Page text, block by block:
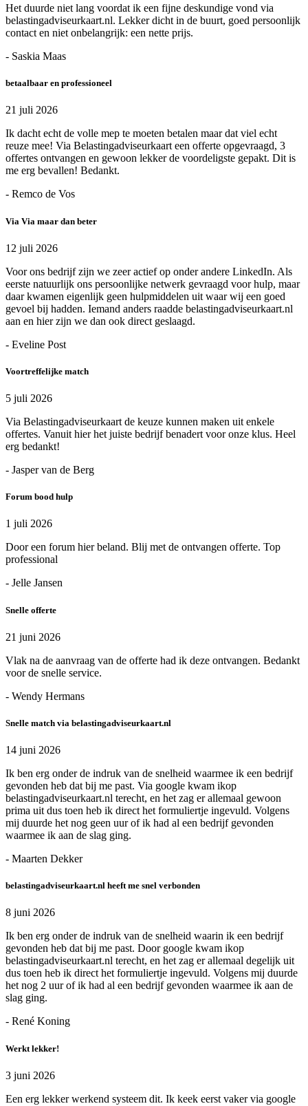
Het duurde niet lang voordat ik een fijne deskundige vond via
belastingadviseurkaart.nl. Lekker dicht in de buurt, goed persoonlijk
contact en niet onbelangrijk: een nette prijs.
- Saskia Maas
betaalbaar en professioneel
21 juli 2026
Ik dacht echt de volle mep te moeten betalen maar dat viel echt
reuze mee! Via Belastingadviseurkaart een offerte opgevraagd, 3
offertes ontvangen en gewoon lekker de voordeligste gepakt. Dit is
me erg bevallen! Bedankt.
- Remco de Vos
Via Via maar dan beter
12 juli 2026
Voor ons bedrijf zijn we zeer actief op onder andere LinkedIn. Als
eerste natuurlijk ons persoonlijke netwerk gevraagd voor hulp, maar
daar kwamen eigenlijk geen hulpmiddelen uit waar wij een goed
gevoel bij hadden. Iemand anders raadde belastingadviseurkaart.nl
aan en hier zijn we dan ook direct geslaagd.
- Eveline Post
Voortreffelijke match
5 juli 2026
Via Belastingadviseurkaart de keuze kunnen maken uit enkele
offertes. Vanuit hier het juiste bedrijf benadert voor onze klus. Heel
erg bedankt!
- Jasper van de Berg
Forum bood hulp
1 juli 2026
Door een forum hier beland. Blij met de ontvangen offerte. Top
professional
- Jelle Jansen
Snelle offerte
21 juni 2026
Vlak na de aanvraag van de offerte had ik deze ontvangen. Bedankt
voor de snelle service.
- Wendy Hermans
Snelle match via belastingadviseurkaart.nl
14 juni 2026
Ik ben erg onder de indruk van de snelheid waarmee ik een bedrijf
gevonden heb dat bij me past. Via google kwam ikop
belastingadviseurkaart.nl terecht, en het zag er allemaal gewoon
prima uit dus toen heb ik direct het formuliertje ingevuld. Volgens
mij duurde het nog geen uur of ik had al een bedrijf gevonden
waarmee ik aan de slag ging.
- Maarten Dekker
belastingadviseurkaart.nl heeft me snel verbonden
8 juni 2026
Ik ben erg onder de indruk van de snelheid waarin ik een bedrijf
gevonden heb dat bij me past. Door google kwam ikop
belastingadviseurkaart.nl terecht, en het zag er allemaal degelijk uit
dus toen heb ik direct het formuliertje ingevuld. Volgens mij duurde
het nog 2 uur of ik had al een bedrijf gevonden waarmee ik aan de
slag ging.
- René Koning
Werkt lekker!
3 juni 2026
Een erg lekker werkend systeem dit. Ik keek eerst vaker via google